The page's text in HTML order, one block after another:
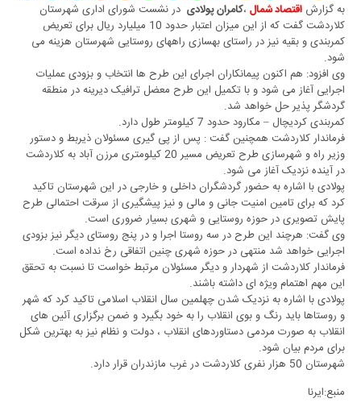
به گزارش اقتصاد شمال ،کامران پولادی در نشست شورای اداری شهرستان
کلاردشت گفت که از این میزان اعتبار حدود 10 میلیارد ریال برای تعریض
کمربندی و بقیه نیز در راستای بهسازی راههای روستایی شهرستان هزینه می
شود.
وی افزود: هم اکنون پیمانکاران اجرای این طرح ها انتخاب و بزودی عملیات
اجرایی آغاز می شود و با تکمیل این طرح معضل ترافیک دیرینه در منطقه
گردشگر پذیر حل خواهد شد.
کمربندی کردیچال – مکارود حدود 7 کیلومتر طول دارد.
فرماندار کلاردشت همچنین گفت : پس از پی گیری مسئولان ذیربط و دستور
وزیر راه و شهرسازی طرح تعریض مسیر 20 کیلومتری مرزن آباد به کلاردشت
در آینده نزدیک آغاز می شود.
پولادی با اشاره به حضور گردشگران داخلی و خارجی در این شهرستان تاکید
کرد که برای تامین امنیت جانی و مالی و نیز پیشگیری از سرقت احتمالی طرح
پایش تصویری در حوزه روستایی و شهری بسیار ضروری است.
وی گفت: هرچند این طرح در سه روستا اجرا و در پنج روستای دیگر نیز بزودی
اجرایی خواهد شد منتهی در حوزه شهری چنین اتفاقی رخ نداده است.
فرماندار کلاردشت از شهردار و دیگر مسئولان مرتبط خواست تا نسبت به تحقق
این مهم اهتمام ویژه ای داشته باشند.
پولادی با اشاره به نزدیک شدن چهلمین سال انقلاب اسلامی تاکید کرد که شهر
و روستاها باید رنگ و بوی انقلاب را به خود بگیرد و ضمن برگزاری آئین های
انقلاب به صورت مردمی دستاوردهای انقلاب ، دولت و نظام نیز به بهترین شکل
برای مردم بیان شود.
شهرستان 50 هزار نفری کلاردشت در غرب مازندران قرار دارد.
منبع:ایرنا